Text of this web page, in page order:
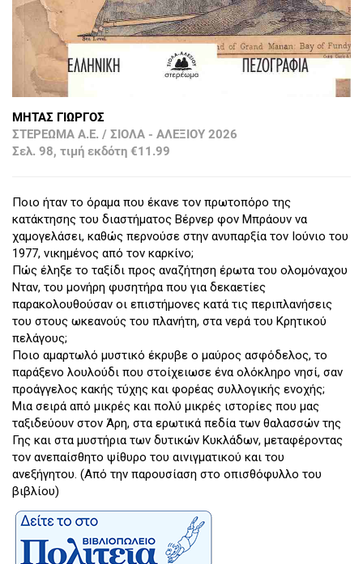
ΜΗΤΑΣ ΓΙΩΡΓΟΣ
ΣΤΕΡΕΩΜΑ Α.Ε. / ΣΙΟΛΑ - ΑΛΕΞΙΟΥ 2026
Σελ. 98, τιμή εκδότη €11.99
Ποιο ήταν το όραμα που έκανε τον πρωτοπόρο της
κατάκτησης του διαστήματος Βέρνερ φον Μπράουν να
χαμογελάσει, καθώς περνούσε στην ανυπαρξία τον Ιούνιο του
1977, νικημένος από τον καρκίνο;
Πώς έληξε το ταξίδι προς αναζήτηση έρωτα του ολομόναχου
Νταν, του μονήρη φυσητήρα που για δεκαετίες
παρακολουθούσαν οι επιστήμονες κατά τις περιπλανήσεις
του στους ωκεανούς του πλανήτη, στα νερά του Κρητικού
πελάγους;
Ποιο αμαρτωλό μυστικό έκρυβε ο μαύρος ασφόδελος, το
παράξενο λουλούδι που στοίχειωσε ένα ολόκληρο νησί, σαν
προάγγελος κακής τύχης και φορέας συλλογικής ενοχής;
Μια σειρά από μικρές και πολύ μικρές ιστορίες που μας
ταξιδεύουν στον Άρη, στα ερωτικά πεδία των θαλασσών της
Γης και στα μυστήρια των δυτικών Κυκλάδων, μεταφέροντας
τον ανεπαίσθητο ψίθυρο του αινιγματικού και του
ανεξήγητου. (Από την παρουσίαση στο οπισθόφυλλο του
βιβλίου)